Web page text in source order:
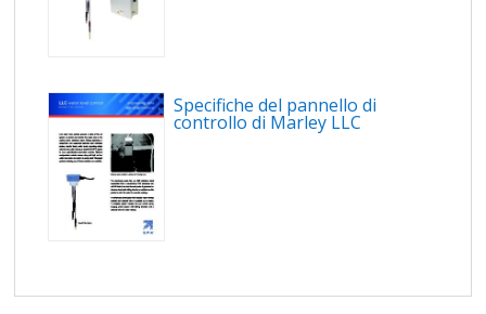
Specifiche del pannello di
controllo di Marley LLC